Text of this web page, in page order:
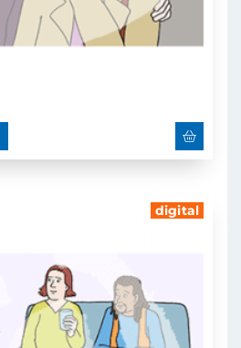
digital